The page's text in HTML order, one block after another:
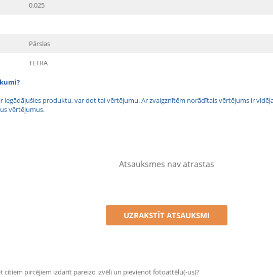
0.025
Pārslas
TETRA
iegādājušies produktu, var dot tai vērtējumu. Ar zvaigznītēm norādītais vērtējums ir
vērtējumus.
Atsauksmes nav atrastas
UZRAKSTĪT ATSAUKSMI
citiem pircējiem izdarīt pareizo izvēli un pievienot fotoattēlu(-us)?